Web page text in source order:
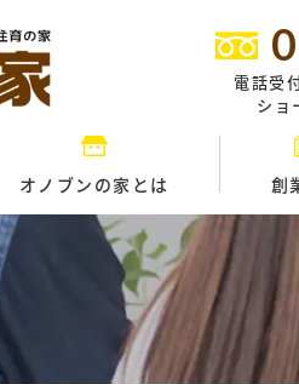
電話受
ショ
オノブンの家とは 創